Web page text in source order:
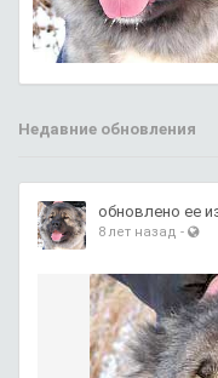
Недавние обновления
обновлено ее
8 лет назад -